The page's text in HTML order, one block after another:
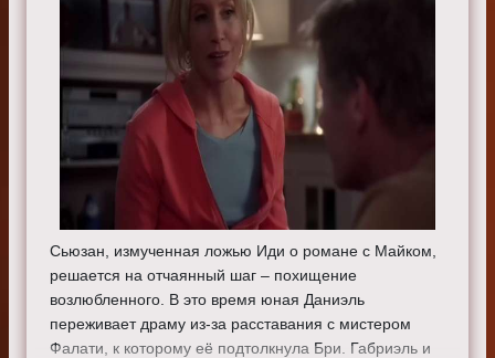
Сьюзан, измученная ложью Иди о романе с Майком,
решается на отчаянный шаг – похищение
возлюбленного. В это время юная Даниэль
переживает драму из-за расставания с мистером
Фалати, к которому её подтолкнула Бри. Габриэль и